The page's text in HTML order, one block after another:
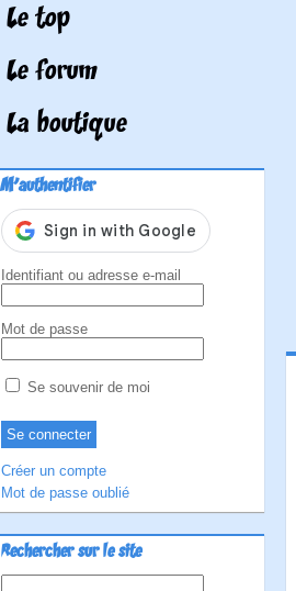
Le top
Le forum
La boutique
M'authentifier
Identifiant ou adresse e-mail
Mot de passe
Se souvenir de moi
Créer un compte
Mot de passe oublié
Rechercher sur le site